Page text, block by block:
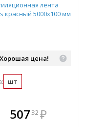
выгоднее!
лента
красный 5000х100 мм
Хорошая цена!
шт
50732 ₽